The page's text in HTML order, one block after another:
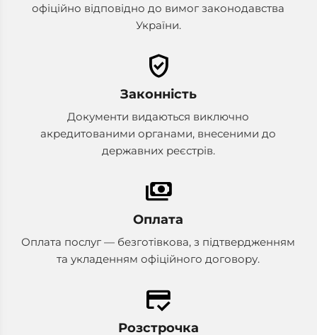
офіційно відповідно до вимог законодавства
України.
verified_user
Законність
Документи видаються виключно
акредитованими органами, внесеними до
державних реєстрів.
payments
Оплата
Оплата послуг — безготівкова, з підтвердженням
та укладенням офіційного договору.
credit_score
Розстрочка